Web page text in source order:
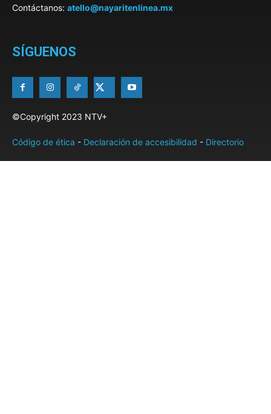
Contáctanos: atello@nayaritenlinea.mx
SÍGUENOS
©Copyright 2023 NTV+
Código de ética - Declaración de accesibilidad - Directorio